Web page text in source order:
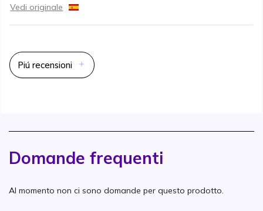
Vedi originale
Piú recensioni
Domande frequenti
Al momento non ci sono domande per questo prodotto.